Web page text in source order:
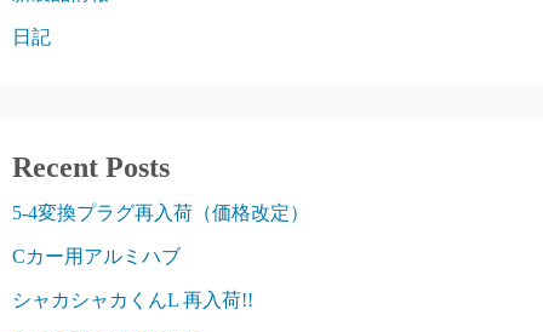
日記
Recent Posts
5-4変換プラグ再入荷（価格改定）
Cカー用アルミハブ
シャカシャカくんL 再入荷!!